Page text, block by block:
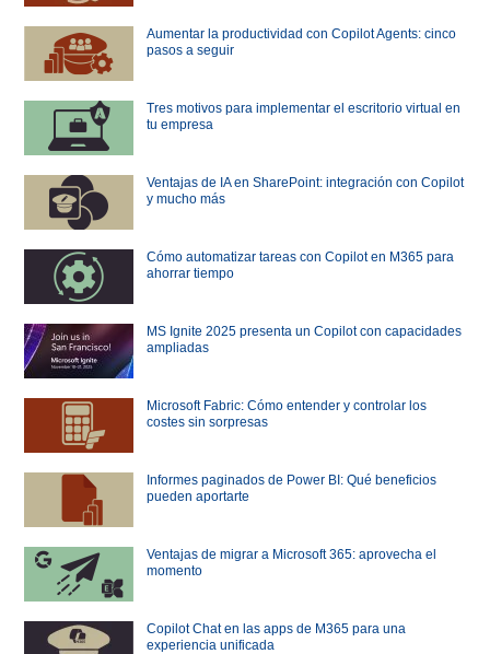
Aumentar la productividad con Copilot Agents: cinco
pasos a seguir
Tres motivos para implementar el escritorio virtual en
tu empresa
Ventajas de IA en SharePoint: integración con Copilot
y mucho más
Cómo automatizar tareas con Copilot en M365 para
ahorrar tiempo
MS Ignite 2025 presenta un Copilot con capacidades
ampliadas
Microsoft Fabric: Cómo entender y controlar los
costes sin sorpresas
Informes paginados de Power BI: Qué beneficios
pueden aportarte
Ventajas de migrar a Microsoft 365: aprovecha el
momento
Copilot Chat en las apps de M365 para una
experiencia unificada